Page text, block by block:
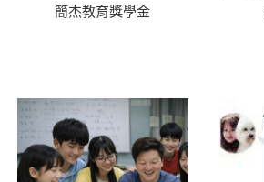
簡杰教育獎學金